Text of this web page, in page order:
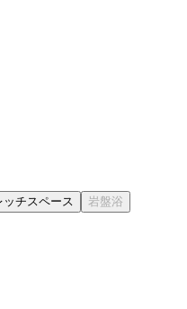
ッチスペース